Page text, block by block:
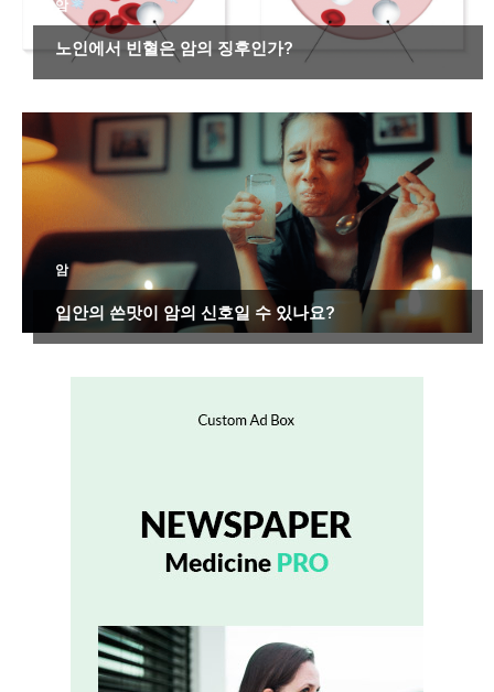
암
노인에서 빈혈은 암의 징후인가?
암
입안의 쓴맛이 암의 신호일 수 있나요?